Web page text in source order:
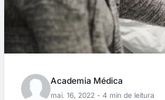
Academia Médica
mai. 16, 2022 - 4 min de leitura